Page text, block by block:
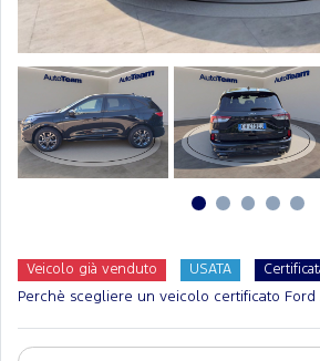
Veicolo già venduto USATA
Perchè scegliere un veicolo certificato Ford